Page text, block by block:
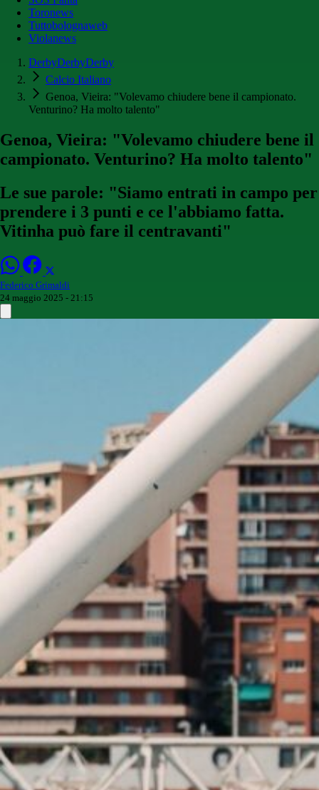
Toronews
Tuttobolognaweb
Violanews
DerbyDerbyDerby
Calcio Italiano
Genoa, Vieira: "Volevamo chiudere bene il campionato.
Venturino? Ha molto talento"
Genoa, Vieira: "Volevamo chiudere bene il
campionato. Venturino? Ha molto talento"
Le sue parole: "Siamo entrati in campo per
prendere i 3 punti e ce l'abbiamo fatta.
Vitinha può fare il centravanti"
Federico Grimaldi
24 maggio 2025 - 21:15